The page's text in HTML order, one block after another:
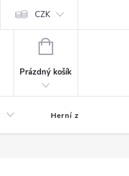
CZK
NÁKUPNÍ
Prázdný košík
Herní zóna